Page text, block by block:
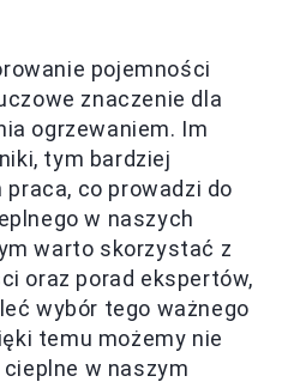
pojemności
znaczenie dla
ogrzewaniem. Im
tym bardziej
co prowadzi do
w naszych
warto skorzystać z
oraz porad ekspertów,
wybór tego ważnego
temu możemy nie
w naszym